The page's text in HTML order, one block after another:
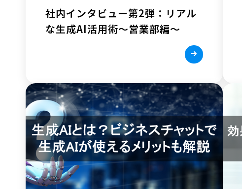
社内インタビュー第2弾：リアル
な生成AI活用術～営業部編～